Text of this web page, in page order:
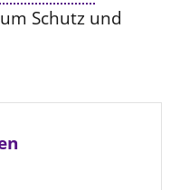
Schutz und